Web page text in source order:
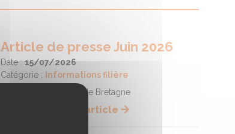
Article de presse Juin 2026
Date :15/07/2026
Catégorie : Informations filière
Conseil des Equidés de Bretagne
Lire la suite de l'article